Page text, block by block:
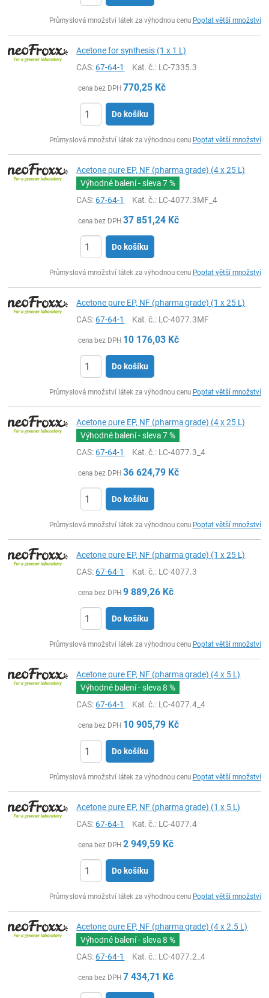
Průmyslová množství látek za výhodnou cenu Poptat větší množství
Acetone for synthesis (1 x 1 L)
CAS:67-64-1 Kat. č.: LC-7335.3
cena bez DPH 770,25 Kč
Do košíku
Průmyslová množství látek za výhodnou cenu Poptat větší množství
Acetone pure EP, NF (pharma grade) (4 x 25 L)
Výhodné balení - sleva7 %
CAS:67-64-1 Kat. č.: LC-4077.3MF_4
cena bez DPH 37 851,24 Kč
Do košíku
Průmyslová množství látek za výhodnou cenu Poptat větší množství
Acetone pure EP, NF (pharma grade) (1 x 25 L)
CAS:67-64-1 Kat. č.: LC-4077.3MF
cena bez DPH 10 176,03 Kč
Do košíku
Průmyslová množství látek za výhodnou cenu Poptat větší množství
Acetone pure EP, NF (pharma grade) (4 x 25 L)
Výhodné balení - sleva7 %
CAS:67-64-1 Kat. č.: LC-4077.3_4
cena bez DPH 36 624,79 Kč
Do košíku
Průmyslová množství látek za výhodnou cenu Poptat větší množství
Acetone pure EP, NF (pharma grade) (1 x 25 L)
CAS:67-64-1 Kat. č.: LC-4077.3
cena bez DPH 9 889,26 Kč
Do košíku
Průmyslová množství látek za výhodnou cenu Poptat větší množství
Acetone pure EP, NF (pharma grade) (4 x 5 L)
Výhodné balení - sleva8 %
CAS:67-64-1 Kat. č.: LC-4077.4_4
cena bez DPH 10 905,79 Kč
Do košíku
Průmyslová množství látek za výhodnou cenu Poptat větší množství
Acetone pure EP, NF (pharma grade) (1 x 5 L)
CAS:67-64-1 Kat. č.: LC-4077.4
cena bez DPH 2 949,59 Kč
Do košíku
Průmyslová množství látek za výhodnou cenu Poptat větší množství
Acetone pure EP, NF (pharma grade) (4 x 2.5 L)
Výhodné balení - sleva8 %
CAS:67-64-1 Kat. č.: LC-4077.2_4
cena bez DPH 7 434,71 Kč